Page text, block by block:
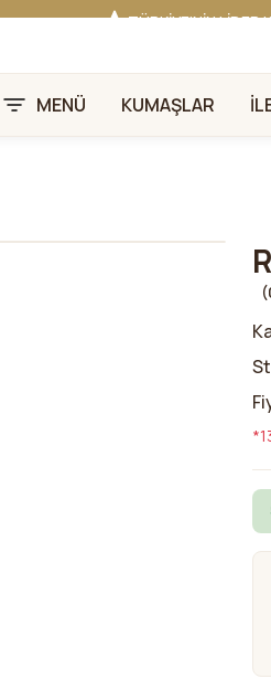
TÜRKİYE'NİN LİDER
46 YILLIK BURSA KUMAŞ
BURSA KUMAŞ PAZARI
MENÜ KUMAŞLAR